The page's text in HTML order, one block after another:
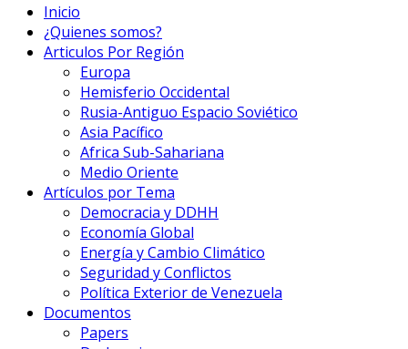
Inicio
¿Quienes somos?
Articulos Por Región
Europa
Hemisferio Occidental
Rusia-Antiguo Espacio Soviético
Asia Pacífico
Africa Sub-Sahariana
Medio Oriente
Artículos por Tema
Democracia y DDHH
Economía Global
Energía y Cambio Climático
Seguridad y Conflictos
Política Exterior de Venezuela
Documentos
Papers